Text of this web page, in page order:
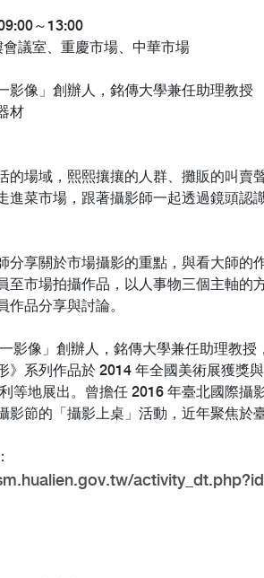
～13:00
議室、重慶市場、中華市場
影像」創辦人，銘傳大學兼任助理教授
材
的場域，熙熙攘攘的人群、攤販的叫
進菜市場，跟著攝影師一起透過鏡頭認
分享關於市場攝影的重點，與看大師的
至市場拍攝作品，以人事物三個主軸的
作品分享與討論。
影像」創辦人，銘傳大學兼任助理教
》系列作品於 2014 年全國美術展獲獎
等地展出。曾擔任 2016 年臺北國際
影節的「攝影上桌」活動，近年聚焦於